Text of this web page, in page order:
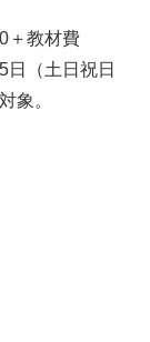
＋教材費
（土日祝日
象。